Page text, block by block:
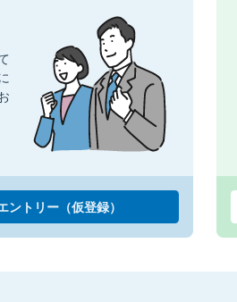
ントリー（仮登録）